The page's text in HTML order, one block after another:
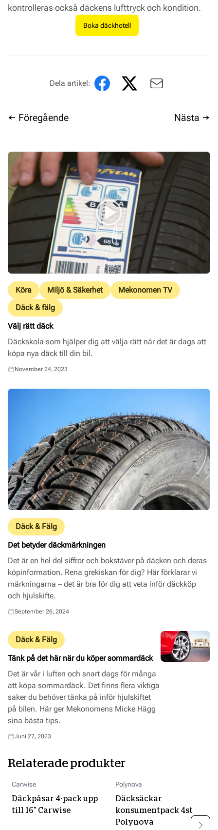
kontrolleras också däckens lufttryck och kondition.
Boka däckhotell
Dela artikel:
← Föregående Nästa →
Köra Miljö & Säkerhet
Mekonomen TV
Däck & fälg
Välj rätt däck
Däckskola som hjälper dig att välja rätt när det är dags att
köpa nya däck till din bil.
November 24, 2023
Däck & Fälg
Det betyder däckmärkningen
Det är en hel del siffror och bokstäver på däcken och deras
köpinformation. Rena grekiskan för dig? Här förklarar vi
märkningarna – det är bra för dig att veta inför däckköp
och hjulskifte.
September 26, 2024
Däck & Fälg
Tänk på det här när du köper sommardäck
Det är vår i luften och snart dags för många
att köpa sommardäck. Det finns flera viktiga
saker du behöver tänka på inför hjulskiftet
på bilen. Här ger Mekonomens Micke Hägg
sina bästa tips.
Juni 27, 2023
Relaterade produkter
Carwise
Däckpåsar 4-pack upp
till 16" Carwise
Polynova
Däcksäckar
konsumentpack 4st
Polynova